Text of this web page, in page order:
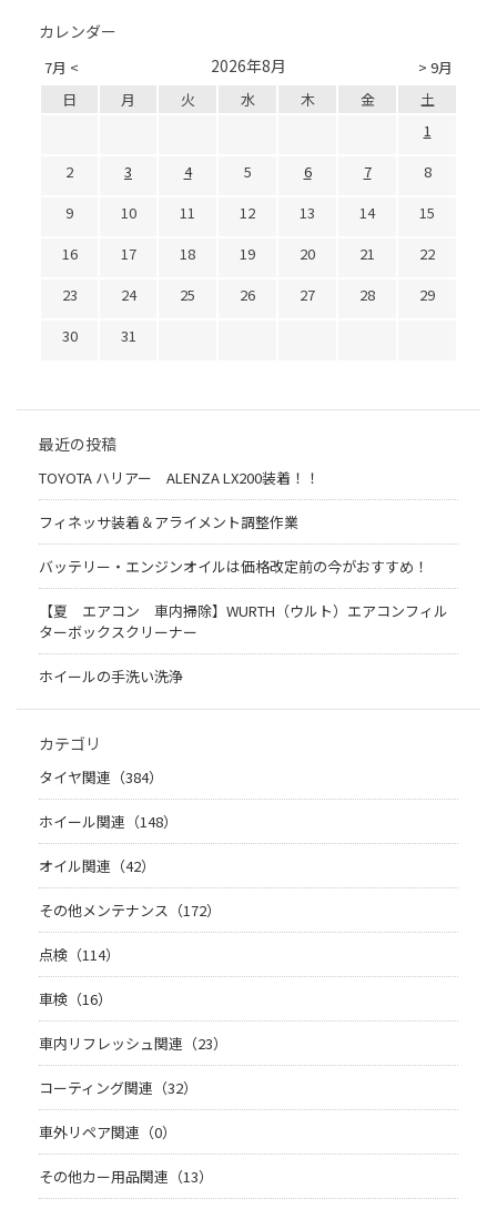
カレンダー
7月 < > 9月
2026年8月
日 月 火 水 木 金
土
1
2
3 4 5 6 7
8
9
10 11 12 13 14
15
16
17 18 19 20 21
22
23
24 25 26 27 28
29
30
31
最近の投稿
TOYOTA ハリアー ALENZA LX200装着！！
フィネッサ装着＆アライメント調整作業
バッテリー・エンジンオイルは価格改定前の今がおすすめ！
【夏 エアコン 車内掃除】WURTH（ウルト）エアコンフィル
ターボックスクリーナー
ホイールの手洗い洗浄
カテゴリ
タイヤ関連（384）
ホイール関連（148）
オイル関連（42）
その他メンテナンス（172）
点検（114）
車検（16）
車内リフレッシュ関連（23）
コーティング関連（32）
車外リペア関連（0）
その他カー用品関連（13）